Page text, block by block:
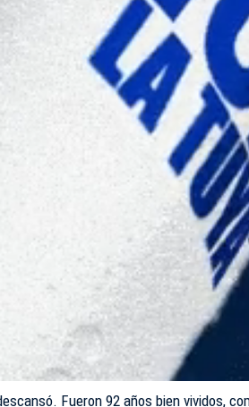
Fueron 92 años bien vividos,